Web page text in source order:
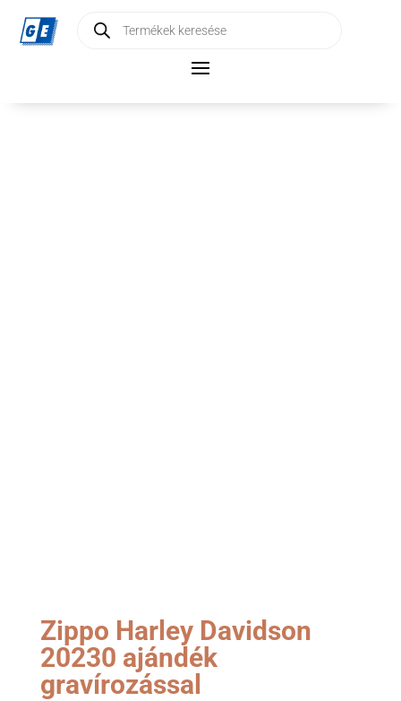
search
Zippo Harley Davidson
20230 ajándék
gravírozással